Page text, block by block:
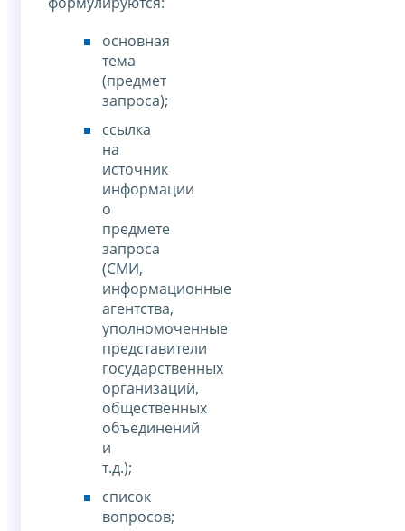
основная
тема
(предмет
запроса);
ссылка
на
источник
информации
о
предмете
запроса
(СМИ,
информационные
агентства,
уполномоченные
представители
государственных
организаций,
общественных
объединений
и
т.д.);
список
вопросов;